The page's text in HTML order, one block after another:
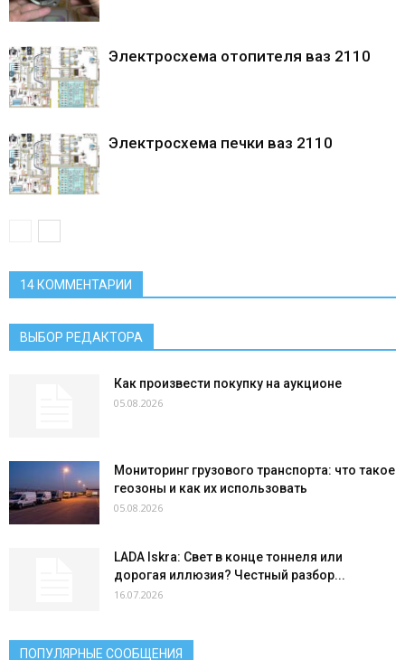
Электросхема отопителя ваз 2110
Электросхема печки ваз 2110
14 КОММЕНТАРИИ
ВЫБОР РЕДАКТОРА
Как произвести покупку на аукционе
05.08.2026
Мониторинг грузового транспорта: что такое
геозоны и как их использовать
05.08.2026
LADA Iskra: Свет в конце тоннеля или
дорогая иллюзия? Честный разбор...
16.07.2026
ПОПУЛЯРНЫЕ СООБЩЕНИЯ